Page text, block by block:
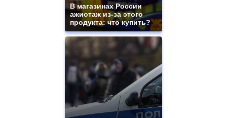
В магазинах России
ажиотаж из-за этого
продукта: что купить?